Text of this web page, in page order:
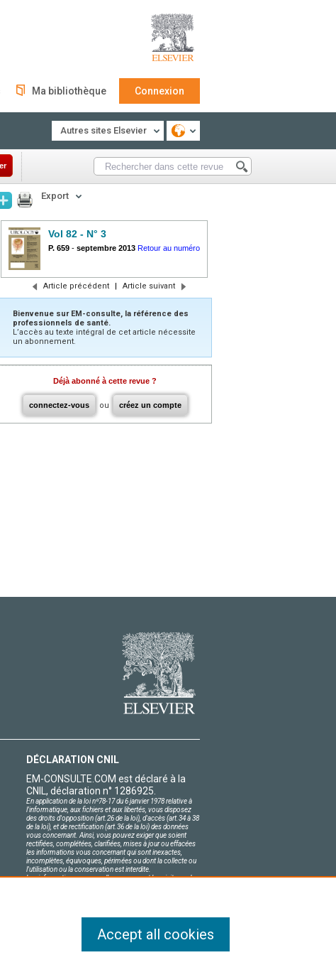
Ma bibliothèque Connexion
Autres sites Elsevier
Export
Vol 82 - N° 3
P. 659 - septembre 2013 Retour au numéro
Article précédent | Article suivant
Bienvenue sur EM-consulte, la référence des
professionnels de santé.
L’accès au texte intégral de cet article nécessite
un abonnement.
Déjà abonné à cette revue ?
connectez-vous ou créez un compte
DÉCLARATION CNIL
EM-CONSULTE.COM est déclaré à la
CNIL, déclaration n° 1286925.
En application de la loi nº78-17 du 6 janvier 1978 relative à
l'informatique, aux fichiers et aux libertés, vous disposez
des droits d'opposition (art.26 de la loi), d'accès (art.34 à 38
de la loi), et de rectification (art.36 de la loi) des données
vous concernant. Ainsi, vous pouvez exiger que soient
rectifiées, complétées, clarifiées, mises à jour ou effacées
les informations vous concernant qui sont inexactes,
incomplètes, équivoques, périmées ou dont la collecte ou
l'utilisation ou la conservation est interdite.
Les informations personnelles concernant les visiteurs de
Accept all cookies